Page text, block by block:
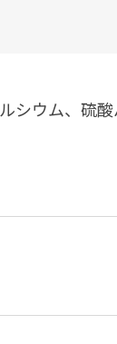
ウム、硫